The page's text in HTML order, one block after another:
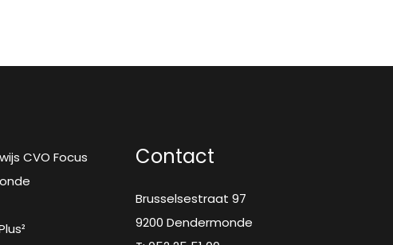
CVO Focus
Contact
Brusselsestraat 97
9200 Dendermonde